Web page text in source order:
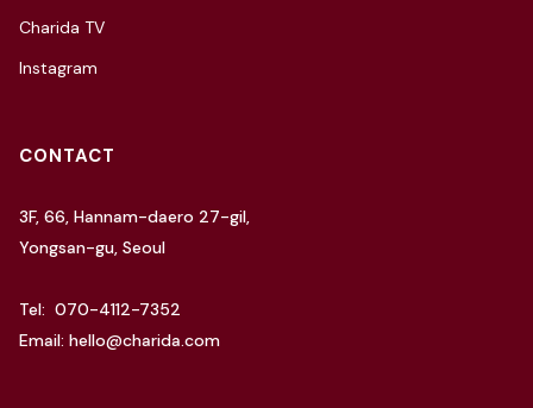
Charida TV
Instagram
CONTACT
3F, 66, Hannam-daero 27-gil,
Yongsan-gu, Seoul
Tel: 070-4112-7352
Email: hello@charida.com